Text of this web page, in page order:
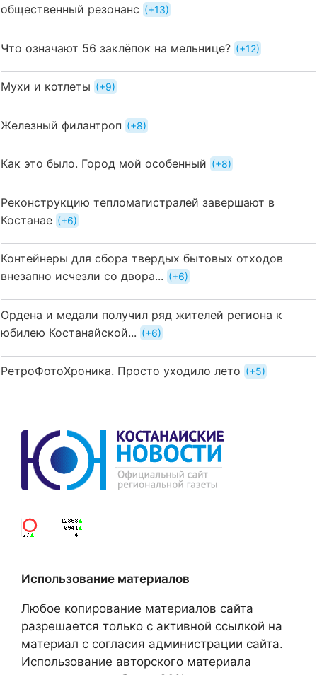
общественный резонанс
+13
Что означают 56 заклёпок на мельнице? +12
Мухи и котлеты +9
Железный филантроп +8
Как это было. Город мой особенный +8
Реконструкцию тепломагистралей завершают в
Костанае
+6
Контейнеры для сбора твердых бытовых отходов
внезапно исчезли со двора...
+6
Ордена и медали получил ряд жителей региона к
юбилею Костанайской...
+6
РетроФотоХроника. Просто уходило лето +5
Использование материалов
Любое копирование материалов сайта
разрешается только с активной ссылкой на
материал с согласия администрации сайта.
Использование авторского материала